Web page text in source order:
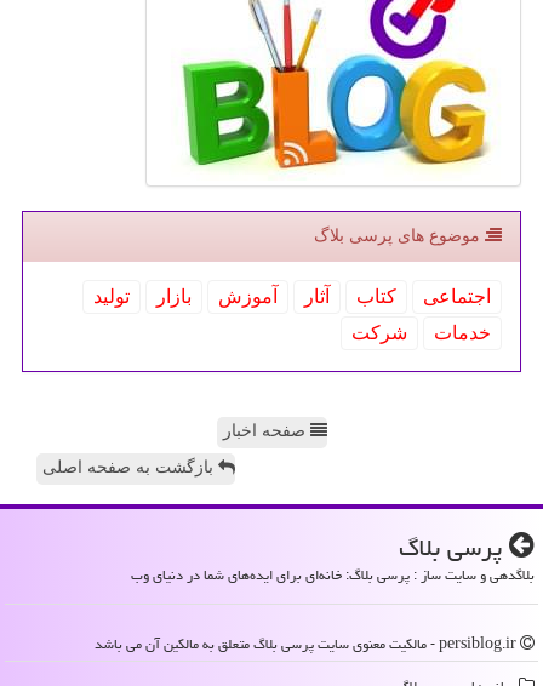
موضوع های پرسی بلاگ
اجتماعی كتاب آثار آموزش بازار
تولید
خدمات
شركت
صفحه اخبار
بازگشت به صفحه اصلی
پرسی بلاگ
بلاگدهی و سایت ساز : پرسی بلاگ: خانه‌ای برای ایده‌های شما در دنیای وب